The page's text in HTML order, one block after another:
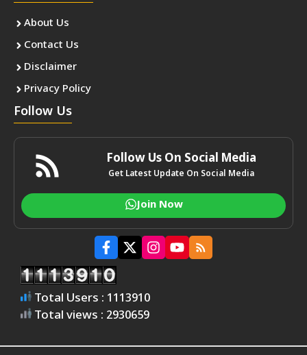
About Us
Contact Us
Disclaimer
Privacy Policy
Follow Us
Follow Us On Social Media
Get Latest Update On Social Media
Join Now
Total Users : 1113910
Total views : 2930659